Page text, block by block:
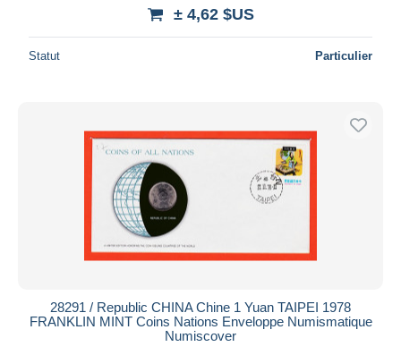
± 4,62 $US
Statut Particulier
28291 / Republic CHINA Chine 1 Yuan TAIPEI 1978
FRANKLIN MINT Coins Nations Enveloppe Numismatique
Numiscover